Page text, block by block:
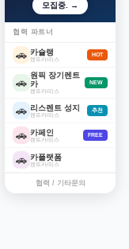
모집중. →
협력 파트너
🚗 카슐랭
렌트카/리스
HOT
🚗
원픽 장기렌트
카
렌트카/리스
NEW
🚗 리스렌트 성지
렌트카/리스
추천
🚗 카페인
렌트카/리스
FREE
🚗 카플랫폼
렌트카/리스
협력 / 기타문의